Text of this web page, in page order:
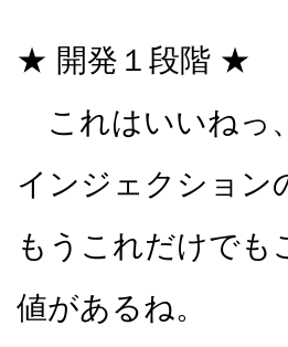
★ 開発１段階 ★
これはいいねっ
インジェクション
もうこれだけでも
値があるね。